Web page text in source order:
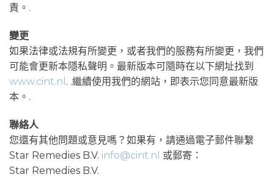
責。.
變更
如果法律或法規有所變更，或者我們的服務有所變更，我們
可能會更新本隱私聲明。最新版本可隨時在以下網址找到
www.cint.nl . .繼續使用我們的網站，即表示您同意最新版
本。.
聯絡人
您還有其他問題或意見嗎？如果有，請通過電子郵件聯繫
Star Remedies B.V. info@cint.nl 或郵寄：
Star Remedies B.V.